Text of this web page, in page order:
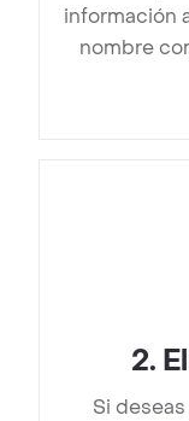
información
nombre
2.
Si